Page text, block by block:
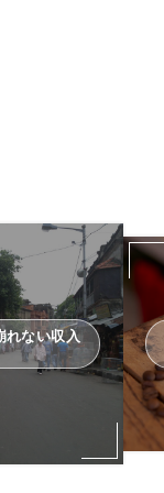
れない収入